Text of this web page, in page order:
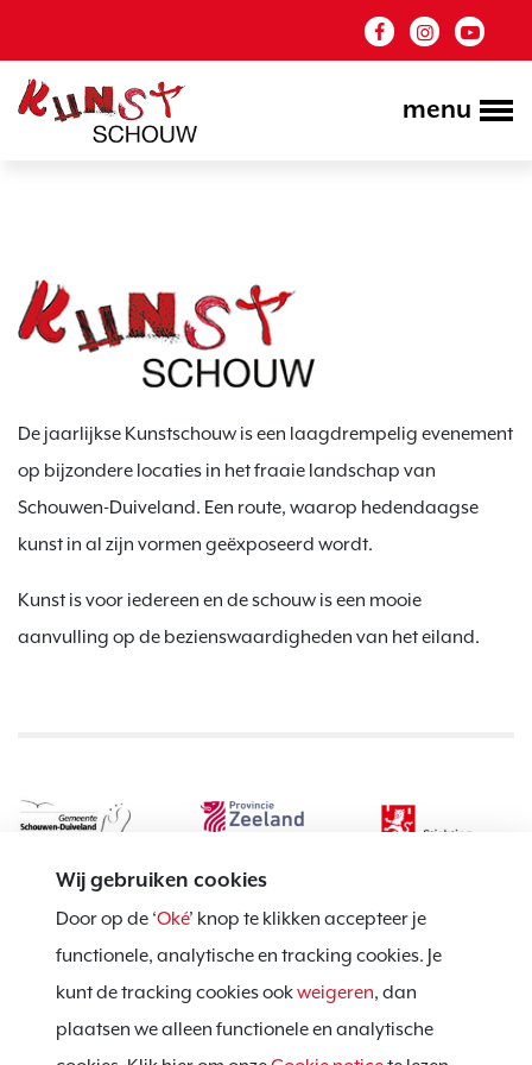
menu
Wij gebruiken cookies
Door op de ‘Oké’ knop te klikken accepteer je
functionele, analytische en tracking cookies. Je
kunt de tracking cookies ookweigeren, dan
plaatsen we alleen functionele en analytische
De jaarlijkse Kunstschouw is een laagdrempelig evenement
op bijzondere locaties in het fraaie landschap van
Schouwen-Duiveland. Een route, waarop hedendaagse
kunst in al zijn vormen geëxposeerd wordt.
Kunst is voor iedereen en de schouw is een mooie
aanvulling op de bezienswaardigheden van het eiland.